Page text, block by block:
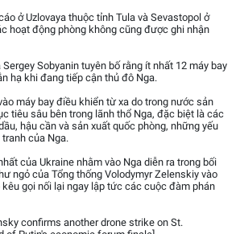
ở Uzlovaya thuộc tỉnh Tula và Sevastopol ở
hoạt động phòng không cũng được ghi nhận
Sobyanin tuyên bố rằng ít nhất 12 máy bay
hạ khi đang tiếp cận thủ đô Nga.
máy bay điều khiển từ xa do trong nước sản
tiêu sâu bên trong lãnh thổ Nga, đặc biệt là các
hậu cần và sản xuất quốc phòng, những yếu
của Nga.
của Ukraine nhằm vào Nga diễn ra trong bối
ngỏ của Tổng thống Volodymyr Zelenskiy vào
gọi nối lại ngay lập tức các cuộc đàm phán
confirms another drone strike on St.